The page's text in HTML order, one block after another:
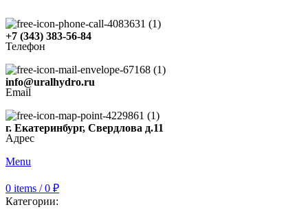
+7 (343) 383-56-84
Телефон
info@uralhydro.ru
Email
г. Екатеринбург, Свердлова д.11
Адрес
Menu
0 items / 0 ₽
Категории: